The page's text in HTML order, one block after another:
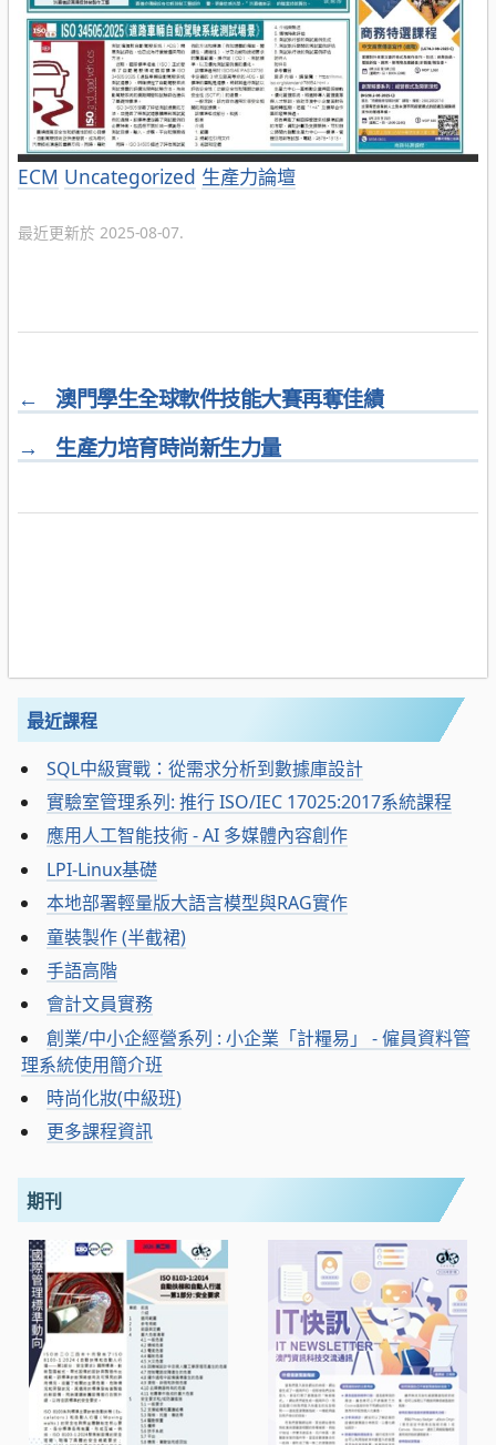
分
ECM Uncategorized 生產力論壇
最近更新於 2025-08-07.
←
澳門學生全球軟件技能大賽再奪佳績
→
生產力培育時尚新生力量
最近課程
SQL中級實戰：從需求分析到數據庫設計
實驗室管理系列: 推行 ISO/IEC 17025:2017系統課程
應用人工智能技術 - AI 多媒體內容創作
LPI-Linux基礎
本地部署輕量版大語言模型與RAG實作
童裝製作 (半截裙)
手語高階
會計文員實務
創業/中小企經營系列 : 小企業「計糧易」 - 僱員資料管
理系統使用簡介班
時尚化妝(中級班)
更多課程資訊
期刊